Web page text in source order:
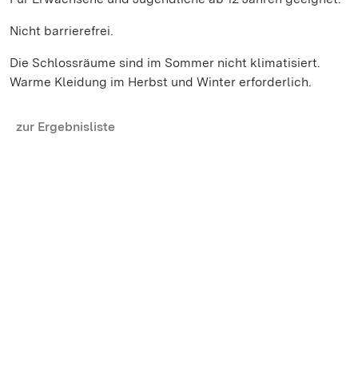
Nicht barrierefrei.
Die Schlossräume sind im Sommer nicht klimatisiert.
Warme Kleidung im Herbst und Winter erforderlich.
zur Ergebnisliste